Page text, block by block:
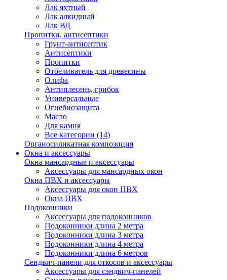
Лак яхтный
Лак алкидный
Лак ВД
Пропитки, антисептики
Грунт-антисептик
Антисептики
Пропитки
Отбеливатель для древесины
Олифа
Антиплесень, грибок
Универсальные
Огнебиозащита
Масло
Для камня
Все категории (14)
Органосиликатная композиция
Окна и аксессуары
Окна мансардные и аксессуары
Аксессуары для мансардных окон
Окна ПВХ и аксессуары
Аксессуары для окон ПВХ
Окна ПВХ
Подоконники
Аксессуары для подоконников
Подоконники длина 2 метра
Подоконники длина 3 метра
Подоконники длина 4 метра
Подоконники длина 6 метров
Сендвич-панели для откосов и аксессуары
Аксессуары для сэндвич-панелей